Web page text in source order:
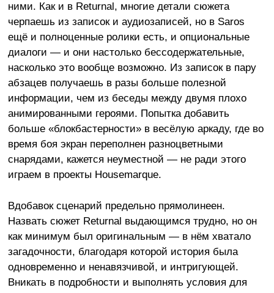
ними. Как и в Returnal, многие детали сюжета
черпаешь из записок и аудиозаписей, но в Saros
ещё и полноценные ролики есть, и опциональные
диалоги — и они настолько бессодержательные,
насколько это вообще возможно. Из записок в пару
абзацев получаешь в разы больше полезной
информации, чем из беседы между двумя плохо
анимированными героями. Попытка добавить
больше «блокбастерности» в весёлую аркаду, где во
время боя экран переполнен разноцветными
снарядами, кажется неуместной — не ради этого
играем в проекты Housemarque.
Вдобавок сценарий предельно прямолинеен.
Назвать сюжет Returnal выдающимся трудно, но он
как минимум был оригинальным — в нём хватало
загадочности, благодаря которой история была
одновременно и ненавязчивой, и интригующей.
Вникать в подробности и выполнять условия для